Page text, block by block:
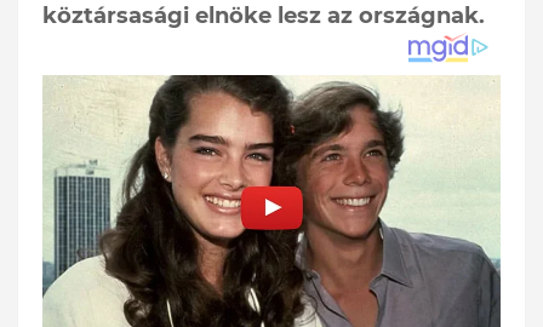
köztársasági elnöke lesz az országnak.